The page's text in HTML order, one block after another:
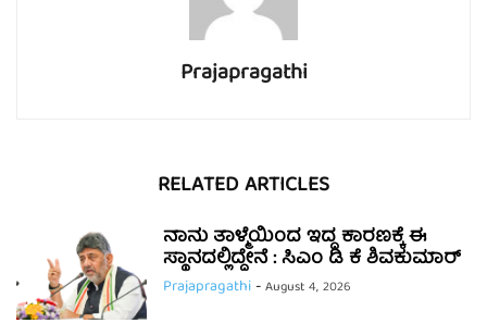
Prajapragathi
RELATED ARTICLES
ನಾನು ತಾಳ್ಮೆಯಿಂದ ಇದ್ದ ಕಾರಣಕ್ಕೆ ಈ
ಸ್ಥಾನದಲ್ಲಿದ್ದೇನೆ : ಸಿಎಂ ಡಿ ಕೆ ಶಿವಕುಮಾರ್
Prajapragathi-August 4, 2026